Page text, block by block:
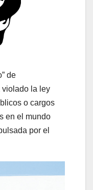
de
la ley
o cargos
en el mundo
por el